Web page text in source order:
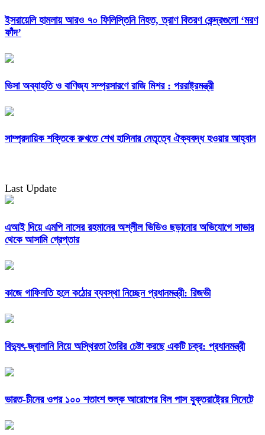
ইসরায়েলি হামলায় আরও ৭০ ফিলিস্তিনি নিহত, ত্রাণ বিতরণ কেন্দ্রগুলো ‘মরণ
ফাঁদ’
ভিসা অব্যাহতি ও বাণিজ্য সম্প্রসারণে রাজি মিশর : পররাষ্ট্রমন্ত্রী
সাম্প্রদায়িক শক্তিকে রুখতে শেখ হাসিনার নেতৃত্বে ঐক্যবদ্ধ হওয়ার আহ্বান
Last Update
এআই দিয়ে এমপি নাসের রহমানের অশ্লীল ভিডিও ছড়ানোর অভিযোগে সাভার
থেকে আসামি গ্রেপ্তার
কাজে গাফিলতি হলে কঠোর ব্যবস্থা নিচ্ছেন প্রধানমন্ত্রী: রিজভী
বিদ্যুৎ-জ্বালানি নিয়ে অস্থিরতা তৈরির চেষ্টা করছে একটি চক্র: প্রধানমন্ত্রী
ভারত-চীনের ওপর ১০০ শতাংশ শুল্ক আরোপের বিল পাস যুক্তরাষ্ট্রের সিনেটে